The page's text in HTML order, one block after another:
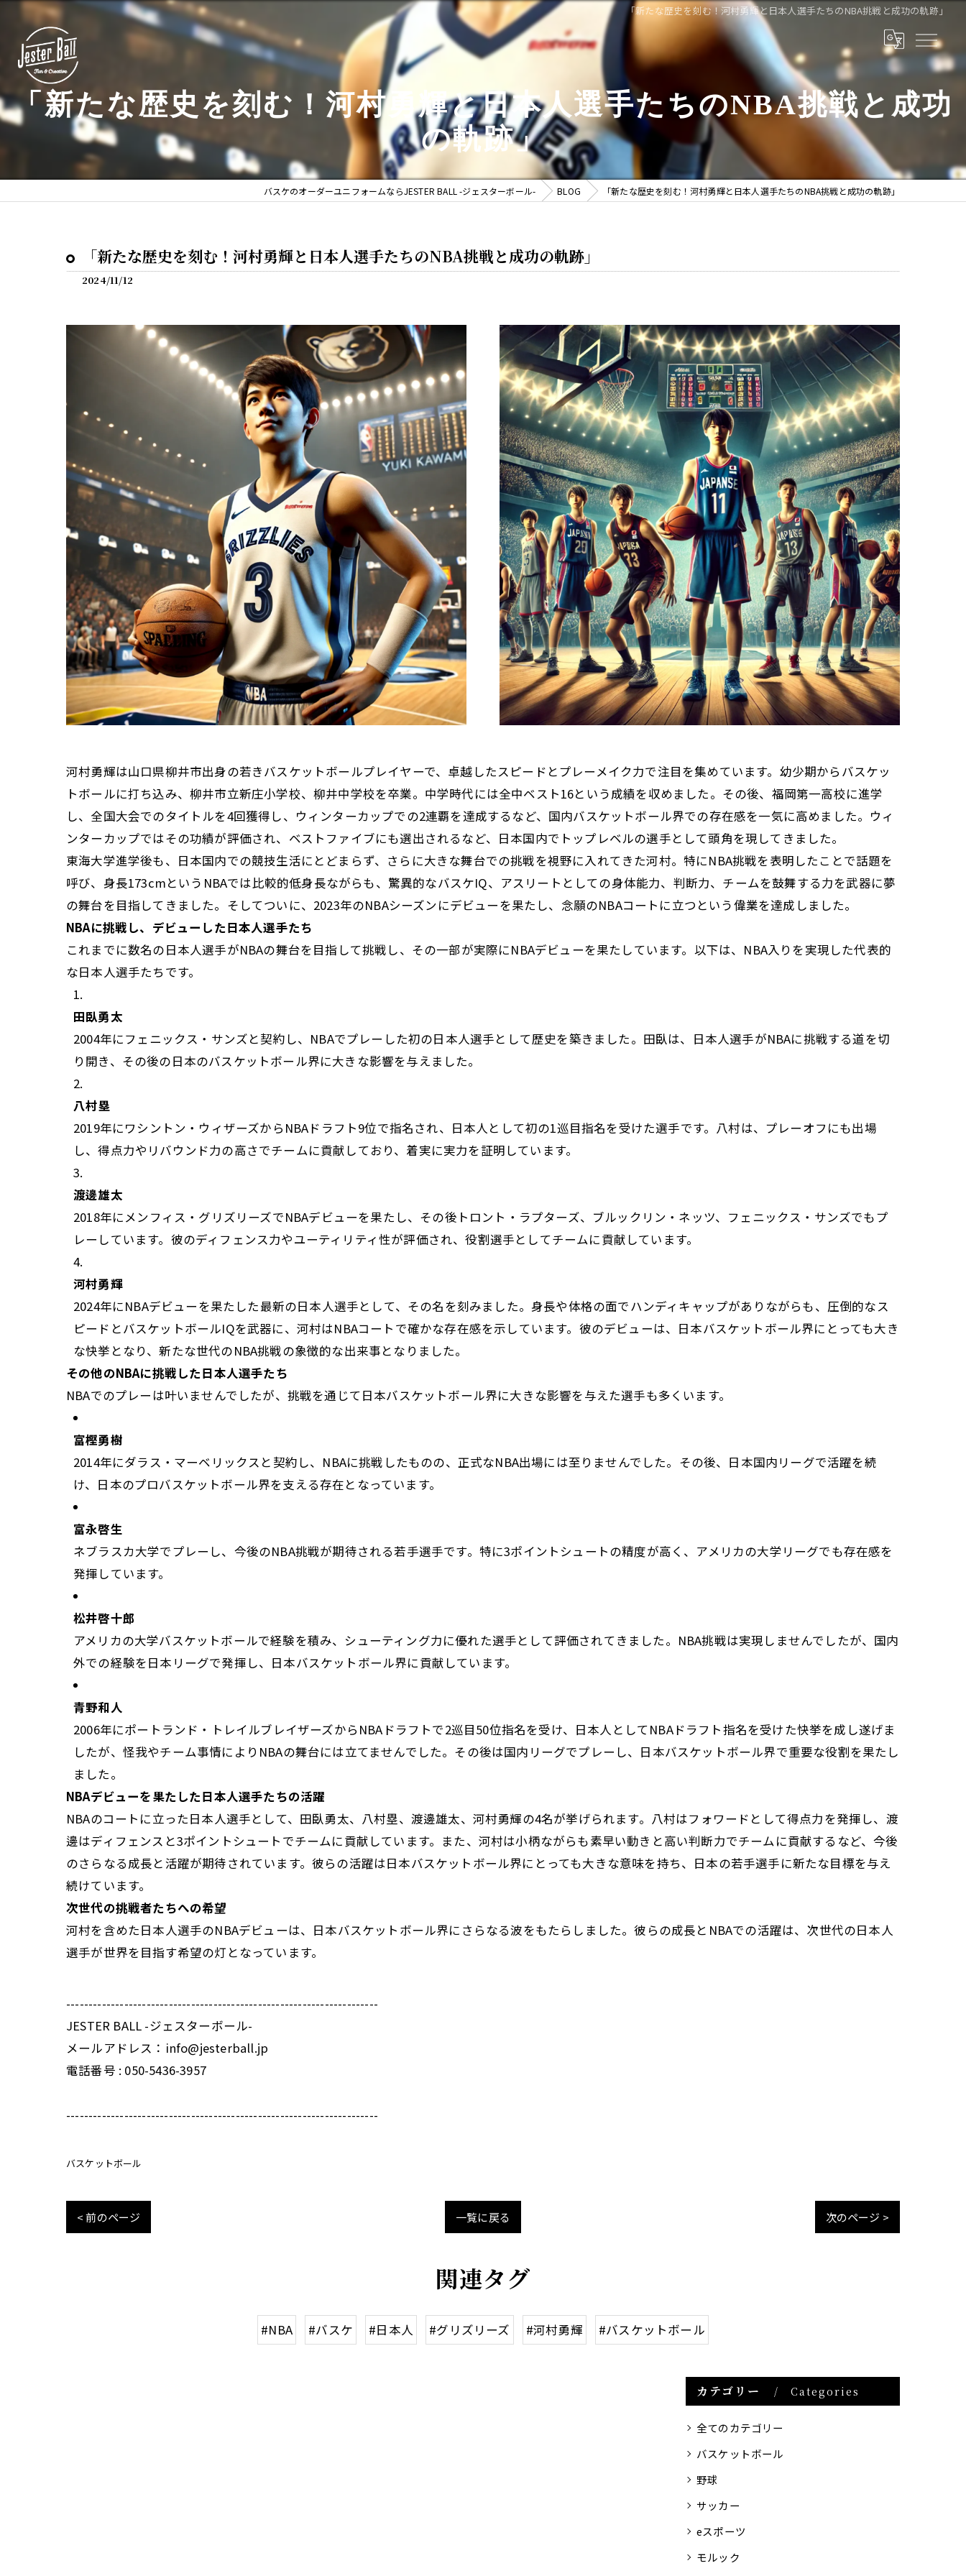
「新たな歴史を刻む！河村勇輝と日本人選手たちのNBA挑戦と成功の軌跡」
「新たな歴史を刻む！河村勇輝と日本人選手たちのNBA挑戦と成功
の軌跡」
バスケのオーダーユニフォームならJESTER BALL -ジェスターボール- BLOG 「新たな歴史を刻む！河村勇輝と日本人選手たちのNBA挑戦と成功の軌跡」
「新たな歴史を刻む！河村勇輝と日本人選手たちのNBA挑戦と成功の軌跡」
2024/11/12
河村勇輝は山口県柳井市出身の若きバスケットボールプレイヤーで、卓越したスピードとプレーメイク力で注目を集めています。幼少期からバスケッ
トボールに打ち込み、柳井市立新庄小学校、柳井中学校を卒業。中学時代には全中ベスト16という成績を収めました。その後、福岡第一高校に進学
し、全国大会でのタイトルを4回獲得し、ウィンターカップでの2連覇を達成するなど、国内バスケットボール界での存在感を一気に高めました。ウィ
ンターカップではその功績が評価され、ベストファイブにも選出されるなど、日本国内でトップレベルの選手として頭角を現してきました。
東海大学進学後も、日本国内での競技生活にとどまらず、さらに大きな舞台での挑戦を視野に入れてきた河村。特にNBA挑戦を表明したことで話題を
呼び、身長173cmというNBAでは比較的低身長ながらも、驚異的なバスケIQ、アスリートとしての身体能力、判断力、チームを鼓舞する力を武器に夢
の舞台を目指してきました。そしてついに、2023年のNBAシーズンにデビューを果たし、念願のNBAコートに立つという偉業を達成しました。
NBAに挑戦し、デビューした日本人選手たち
これまでに数名の日本人選手がNBAの舞台を目指して挑戦し、その一部が実際にNBAデビューを果たしています。以下は、NBA入りを実現した代表的
な日本人選手たちです。
田臥勇太
2004年にフェニックス・サンズと契約し、NBAでプレーした初の日本人選手として歴史を築きました。田臥は、日本人選手がNBAに挑戦する道を切
り開き、その後の日本のバスケットボール界に大きな影響を与えました。
八村塁
2019年にワシントン・ウィザーズからNBAドラフト9位で指名され、日本人として初の1巡目指名を受けた選手です。八村は、プレーオフにも出場
し、得点力やリバウンド力の高さでチームに貢献しており、着実に実力を証明しています。
渡邊雄太
2018年にメンフィス・グリズリーズでNBAデビューを果たし、その後トロント・ラプターズ、ブルックリン・ネッツ、フェニックス・サンズでもプ
レーしています。彼のディフェンス力やユーティリティ性が評価され、役割選手としてチームに貢献しています。
河村勇輝
2024年にNBAデビューを果たした最新の日本人選手として、その名を刻みました。身長や体格の面でハンディキャップがありながらも、圧倒的なス
ピードとバスケットボールIQを武器に、河村はNBAコートで確かな存在感を示しています。彼のデビューは、日本バスケットボール界にとっても大き
な快挙となり、新たな世代のNBA挑戦の象徴的な出来事となりました。
その他のNBAに挑戦した日本人選手たち
NBAでのプレーは叶いませんでしたが、挑戦を通じて日本バスケットボール界に大きな影響を与えた選手も多くいます。
富樫勇樹
2014年にダラス・マーベリックスと契約し、NBAに挑戦したものの、正式なNBA出場には至りませんでした。その後、日本国内リーグで活躍を続
け、日本のプロバスケットボール界を支える存在となっています。
富永啓生
ネブラスカ大学でプレーし、今後のNBA挑戦が期待される若手選手です。特に3ポイントシュートの精度が高く、アメリカの大学リーグでも存在感を
発揮しています。
松井啓十郎
アメリカの大学バスケットボールで経験を積み、シューティング力に優れた選手として評価されてきました。NBA挑戦は実現しませんでしたが、国内
外での経験を日本リーグで発揮し、日本バスケットボール界に貢献しています。
青野和人
2006年にポートランド・トレイルブレイザーズからNBAドラフトで2巡目50位指名を受け、日本人としてNBAドラフト指名を受けた快挙を成し遂げま
したが、怪我やチーム事情によりNBAの舞台には立てませんでした。その後は国内リーグでプレーし、日本バスケットボール界で重要な役割を果たし
ました。
NBAデビューを果たした日本人選手たちの活躍
NBAのコートに立った日本人選手として、田臥勇太、八村塁、渡邊雄太、河村勇輝の4名が挙げられます。八村はフォワードとして得点力を発揮し、渡
邊はディフェンスと3ポイントシュートでチームに貢献しています。また、河村は小柄ながらも素早い動きと高い判断力でチームに貢献するなど、今後
のさらなる成長と活躍が期待されています。彼らの活躍は日本バスケットボール界にとっても大きな意味を持ち、日本の若手選手に新たな目標を与え
続けています。
次世代の挑戦者たちへの希望
河村を含めた日本人選手のNBAデビューは、日本バスケットボール界にさらなる波をもたらしました。彼らの成長とNBAでの活躍は、次世代の日本人
選手が世界を目指す希望の灯となっています。
----------------------------------------------------------------------
JESTER BALL -ジェスターボール-
メールアドレス：info@jesterball.jp
電話番号 : 050-5436-3957
----------------------------------------------------------------------
バスケットボール
< 前のページ 一覧に戻る 次のページ >
関連タグ
#NBA #バスケ #日本人 #グリズリーズ #河村勇輝 #バスケットボール
カテゴリー Categories
全てのカテゴリー
バスケットボール
野球
サッカー
eスポーツ
モルック